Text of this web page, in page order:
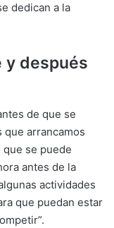
dedican a la
y después
de que se
que arrancamos
que se puede
antes de la
actividades
que puedan estar